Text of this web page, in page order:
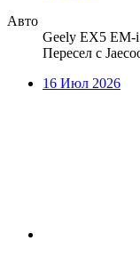
Авто
Geely EX5 EM-
Пересел с
16 Июл 2026